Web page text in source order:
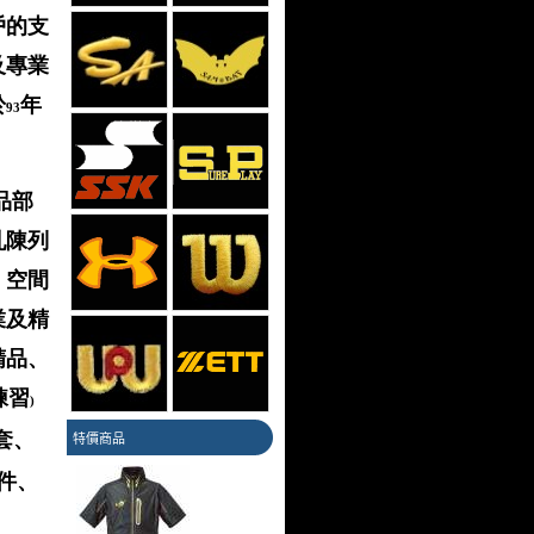
的支
專業
93年
部
列
間
及精
、
習)
、
、
特價商品